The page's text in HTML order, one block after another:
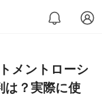
メントローシ
は？実際に使